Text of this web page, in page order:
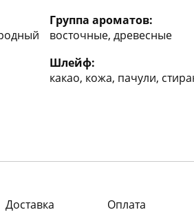
Группа ароматов:
восточные, древесные
Шлейф:
какао, кожа, пачули,
Доставка Оплата